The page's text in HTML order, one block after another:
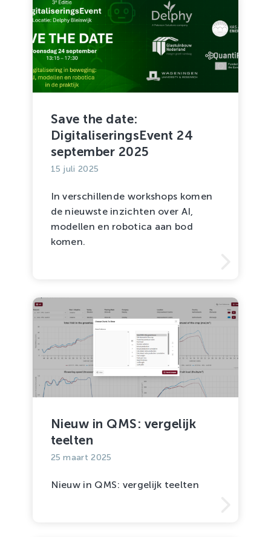
Save the date:
DigitaliseringsEvent 24
september 2025
15 juli 2025
In verschillende workshops komen
de nieuwste inzichten over AI,
modellen en robotica aan bod
komen.
Nieuw in QMS: vergelijk
teelten
25 maart 2025
Nieuw in QMS: vergelijk teelten